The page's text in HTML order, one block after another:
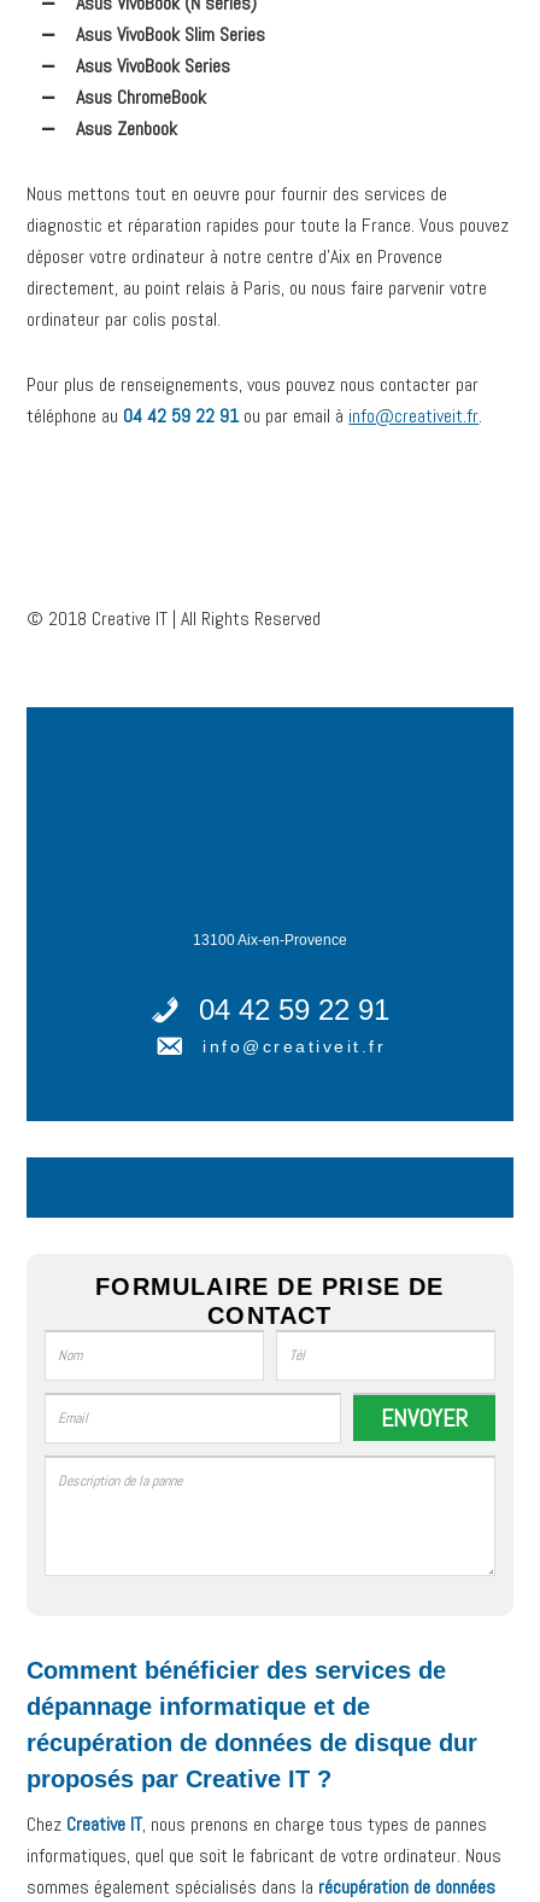
Asus VivoBook Slim Series
Asus VivoBook Series
Asus ChromeBook
Asus Zenbook
Nous mettons tout en oeuvre pour fournir des services de
diagnostic et réparation rapides pour toute la France. Vous pouvez
déposer votre ordinateur à notre centre d’Aix en Provence
directement, au point relais à Paris, ou nous faire parvenir votre
ordinateur par colis postal.
Pour plus de renseignements, vous pouvez nous contacter par
téléphone au 04 42 59 22 91ou par email à info@creativeit.fr.
© 2018 Creative IT | All Rights Reserved
13100 Aix-en-Provence
04 42 59 22 91
info@creativeit.fr
FORMULAIRE DE PRISE DE
CONTACT
Comment bénéficier des services de
dépannage informatique et de
récupération de données de disque dur
proposés par Creative IT ?
Chez Creative IT, nous prenons en charge tous types de pannes
informatiques, quel que soit le fabricant de votre ordinateur. Nous
sommes également spécialisés dans la récupération de données